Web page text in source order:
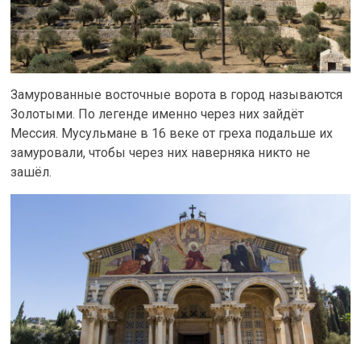
Замурованные восточные ворота в город называются
Золотыми. По легенде именно через них зайдёт
Мессия. Мусульмане в 16 веке от греха подальше их
замуровали, чтобы через них наверняка никто не
зашёл.